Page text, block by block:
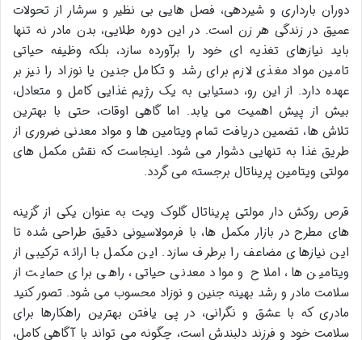
دوران بارداری و شیردهی، فصل هایی بی نظیر و سرشار از تحولات
عمیق در زندگی هر زن است. در این دوره طلایی، بدن مادر نه تنها
باید نیازهای تغذیه ای خود را برآورده سازد، بلکه وظیفه حیاتی
تامین مواد مغذی لازم برای رشد و تکامل جنین یا نوزاد را نیز بر
عهده دارد. از این رو، دستیابی به یک رژیم غذایی کامل و متعادل،
بیش از پیش اهمیت می یابد. اما گاهی اوقات، حتی با بهترین
تلاش ها، تضمین دریافت تمام ویتامین ها و مواد معدنی ضروری از
طریق غذا به تنهایی دشوار می شود. اینجاست که نقش مکمل های
مولتی ویتامین پریناتال برجسته می گردد.
قرص روکش دار مولتی پریناتال گلوک ویت به عنوان یکی از گزینه
های مطرح در بازار مکمل ها، با فرمولاسیونی دقیق طراحی شده تا
این نیازهای مضاعف را برطرف سازد. این مکمل با ارائه ترکیبی از
ویتامین ها، املاح و مواد معدنی حیاتی، راهی برای حمایت از
سلامت مادر و رشد بهینه جنین و نوزاد محسوب می شود. تصور کنید
مادری که با عشق و نگرانی، در پی یافتن بهترین راهکارها برای
سلامت خود و فرزند دلبندش است، چگونه می تواند با آگاهی کامل،